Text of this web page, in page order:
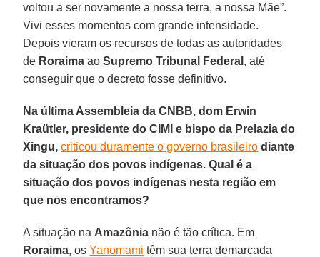
voltou a ser novamente a nossa terra, a nossa Mãe”.
Vivi esses momentos com grande intensidade.
Depois vieram os recursos de todas as autoridades
de Roraima aoSupremo Tribunal Federal , até
conseguir que o decreto fosse definitivo.
Na última Assembleia da CNBB, dom Erwin
Kraütler, presidente do CIMI e bispo da Prelazia do
Xingu,criticou duramente o governo brasileiro diante
da situação dos povos indígenas. Qual é a
situação dos povos indígenas nesta região em
que nos encontramos?
A situação na Amazônia não é tão crítica. Em
Roraima, osYanomami têm sua terra demarcada